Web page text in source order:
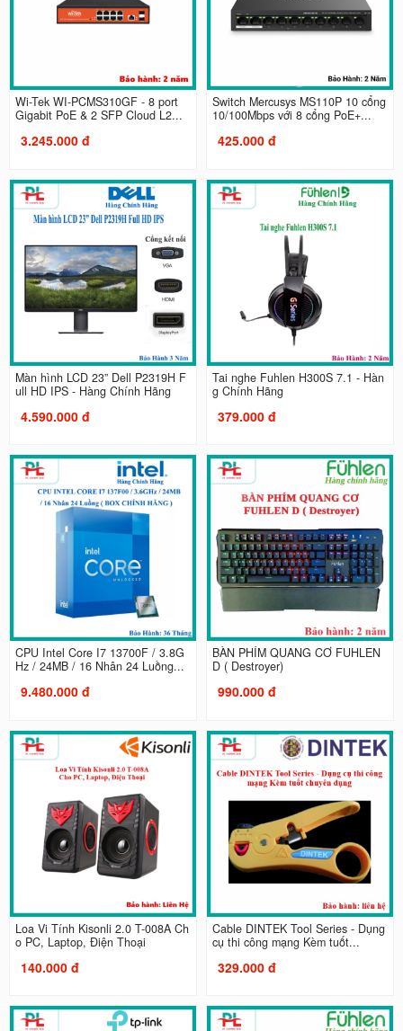
Wi-Tek WI-PCMS310GF - 8 port
Gigabit PoE & 2 SFP Cloud L2...
3.245.000 đ
Switch Mercusys MS110P 10 cổng
10/100Mbps với 8 cổng PoE+...
425.000 đ
Màn hình LCD 23” Dell P2319H F
ull HD IPS - Hàng Chính Hãng
4.590.000 đ
Tai nghe Fuhlen H300S 7.1 - Hàn
g Chính Hãng
379.000 đ
CPU Intel Core I7 13700F / 3.8G
Hz / 24MB / 16 Nhân 24 Luồng...
9.480.000 đ
BÀN PHÍM QUANG CƠ FUHLEN
D ( Destroyer)
990.000 đ
Loa Vi Tính Kisonli 2.0 T-008A Ch
o PC, Laptop, Điện Thoại
140.000 đ
Cable DINTEK Tool Series - Dụng
cụ thi công mạng Kèm tuốt...
329.000 đ